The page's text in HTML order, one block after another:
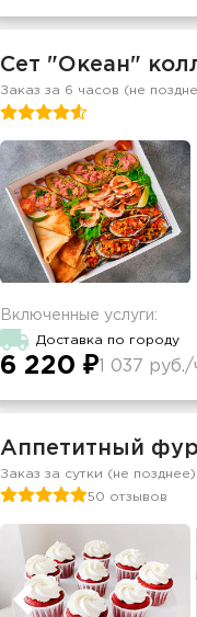
Сет "Океан"
Заказ за 6 часов (не
Включенные услуги:
Доставка по городу
6 220 ₽1 037 руб./
Аппетитный
Заказ за сутки (не позднее)
50 отзывов